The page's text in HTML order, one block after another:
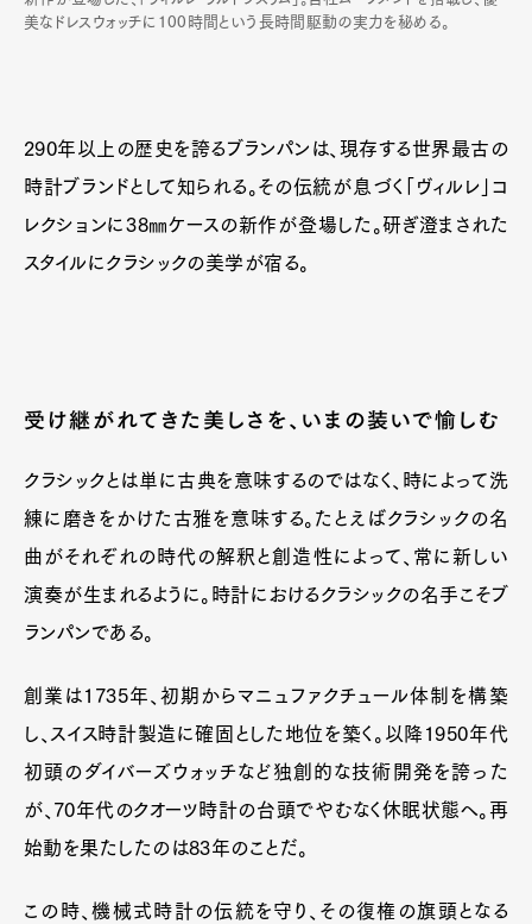
美なドレスウォッチに100時間という長時間駆動の実力を秘める。
290年以上の歴史を誇るブランパンは、現存する世界最古の
時計ブランドとして知られる。その伝統が息づく「ヴィルレ」コ
レクションに38㎜ケースの新作が登場した。研ぎ澄まされた
スタイルにクラシックの美学が宿る。
受け継がれてきた美しさを、いまの装いで愉しむ
クラシックとは単に古典を意味するのではなく、時によって洗
練に磨きをかけた古雅を意味する。たとえばクラシックの名
曲がそれぞれの時代の解釈と創造性によって、常に新しい
演奏が生まれるように。時計におけるクラシックの名手こそブ
ランパンである。
創業は1735年、初期からマニュファクチュール体制を構築
し、スイス時計製造に確固とした地位を築く。以降1950年代
初頭のダイバーズウォッチなど独創的な技術開発を誇った
が、70年代のクオーツ時計の台頭でやむなく休眠状態へ。再
始動を果たしたのは83年のことだ。
この時、機械式時計の伝統を守り、その復権の旗頭となる